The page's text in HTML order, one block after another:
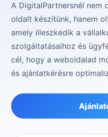
A DigitalPartnersnél nem
oldalt készítünk, hanem
amely illeszkedik a
szolgáltatásaihoz és
cél, hogy a weboldalad
és ajánlatkérésre